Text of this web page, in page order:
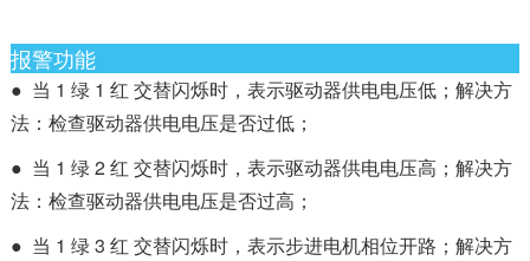
报警功能
● 当 1 绿 1 红 交替闪烁时，表示驱动器供电电压低；解决方
法：检查驱动器供电电压是否过低；
● 当 1 绿 2 红 交替闪烁时，表示驱动器供电电压高；解决方
法：检查驱动器供电电压是否过高；
● 当 1 绿 3 红 交替闪烁时，表示步进电机相位开路；解决方